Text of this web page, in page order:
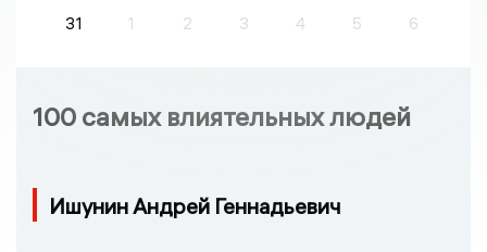
31
1 2 3 4 5 6
100 самых влиятельных людей
Ишунин Андрей Геннадьевич